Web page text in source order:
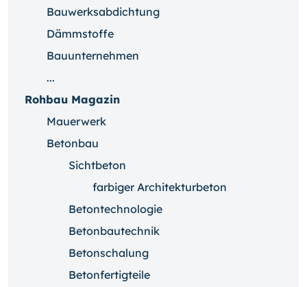
Bauwerksabdichtung
Dämmstoffe
Bauunternehmen
...
Rohbau Magazin
Mauerwerk
Betonbau
Sichtbeton
farbiger Architekturbeton
Betontechnologie
Betonbautechnik
Betonschalung
Betonfertigteile